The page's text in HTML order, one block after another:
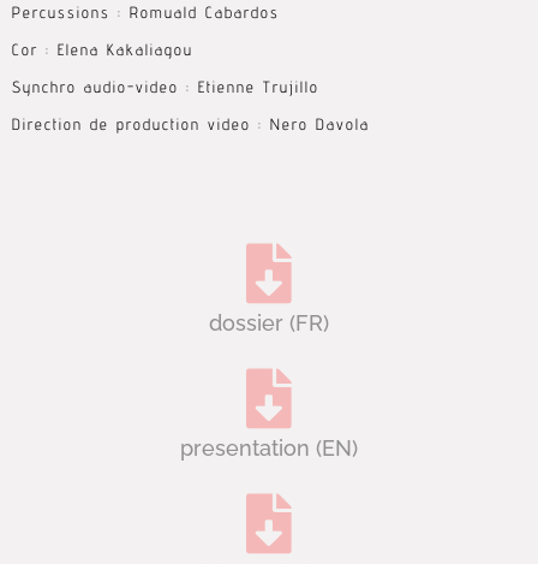
Percussions : Romuald Cabardos
Cor : Elena Kakaliagou
Synchro audio-video : Etienne Trujillo
Direction de production video : Nero Davola
dossier (FR)
presentation (EN)